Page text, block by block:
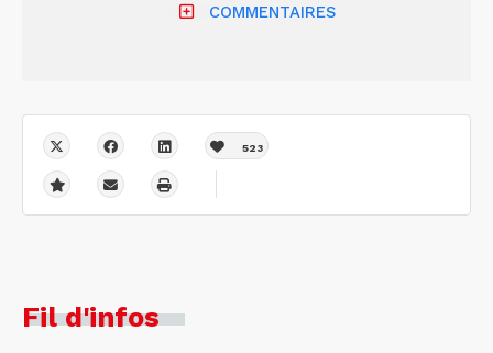
COMMENTAIRES
523
Fil d'infos